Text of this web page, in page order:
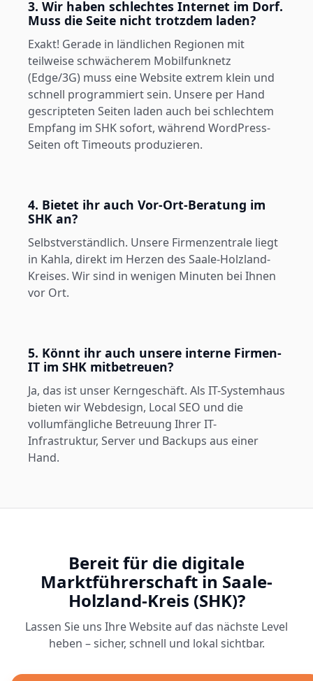
3. Wir haben schlechtes Internet im Dorf.
Muss die Seite nicht trotzdem laden?
Exakt! Gerade in ländlichen Regionen mit
teilweise schwächerem Mobilfunknetz
(Edge/3G) muss eine Website extrem klein und
schnell programmiert sein. Unsere per Hand
gescripteten Seiten laden auch bei schlechtem
Empfang im SHK sofort, während WordPress-
Seiten oft Timeouts produzieren.
4. Bietet ihr auch Vor-Ort-Beratung im
SHK an?
Selbstverständlich. Unsere Firmenzentrale liegt
in Kahla, direkt im Herzen des Saale-Holzland-
Kreises. Wir sind in wenigen Minuten bei Ihnen
vor Ort.
5. Könnt ihr auch unsere interne Firmen-
IT im SHK mitbetreuen?
Ja, das ist unser Kerngeschäft. Als IT-Systemhaus
bieten wir Webdesign, Local SEO und die
vollumfängliche Betreuung Ihrer IT-
Infrastruktur, Server und Backups aus einer
Hand.
Bereit für die digitale
Marktführerschaft in Saale-
Holzland-Kreis (SHK)?
Lassen Sie uns Ihre Website auf das nächste Level
heben – sicher, schnell und lokal sichtbar.